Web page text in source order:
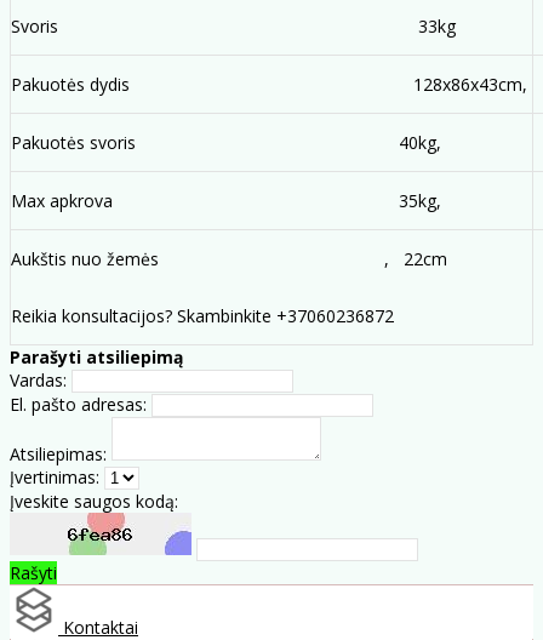
Svoris 33kg
Pakuotės dydis 128x86x43cm,
Pakuotės svoris 40kg,
Max apkrova 35kg,
Aukštis nuo žemės , 22cm
Reikia konsultacijos? Skambinkite +37060236872
Parašyti atsiliepimą
Vardas:
El. pašto adresas:
Atsiliepimas:
Įvertinimas:
Įveskite saugos kodą:
Rašyti
Kontaktai